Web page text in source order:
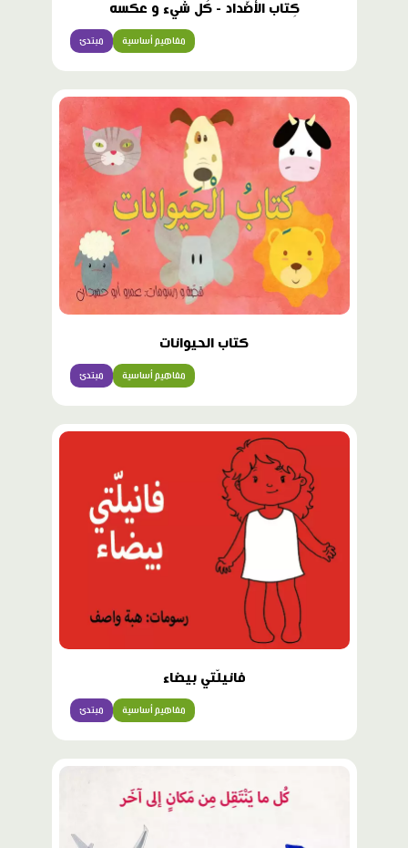
كِتاب الأضّداد - كُل شَيء و عكسه
مبتدئ مفاهيم أساسية
كتاب الحيوانات
مبتدئ مفاهيم أساسية
فانيلّتي بيضاء
مبتدئ مفاهيم أساسية